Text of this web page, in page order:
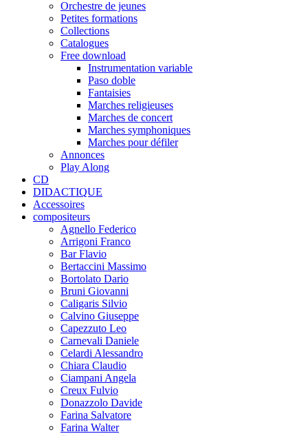
Orchestre de jeunes
Petites formations
Collections
Catalogues
Free download
Instrumentation variable
Paso doble
Fantaisies
Marches religieuses
Marches de concert
Marches symphoniques
Marches pour défiler
Annonces
Play Along
CD
DIDACTIQUE
Accessoires
compositeurs
Agnello Federico
Arrigoni Franco
Bar Flavio
Bertaccini Massimo
Bortolato Dario
Bruni Giovanni
Caligaris Silvio
Calvino Giuseppe
Capezzuto Leo
Carnevali Daniele
Celardi Alessandro
Chiara Claudio
Ciampani Angela
Creux Fulvio
Donazzolo Davide
Farina Salvatore
Farina Walter